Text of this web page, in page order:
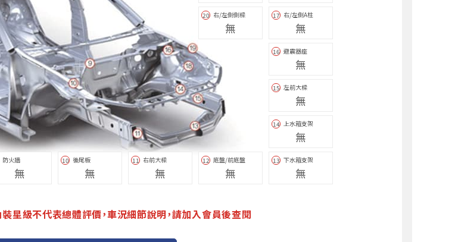
防火牆
無
10 後尾板
無
11 右前大樑
無
12 底盤/前底盤
無
13 下水箱支架
無
14 上水箱支架
無
15 左前大樑
無
16 避震器座
無
17 右/左側A柱
無
20 右/左側側樑
無
星級不代表總體評價，車況細節說明，請加入會員後查閱